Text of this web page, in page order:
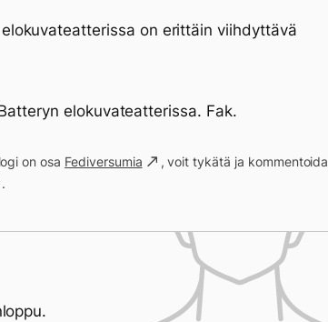
elokuvateatterissa on erittäin viihdyttävä
elokuvateatterissa. Fak.
on osa Fediversumia
, voit tykätä ja kommentoida
.